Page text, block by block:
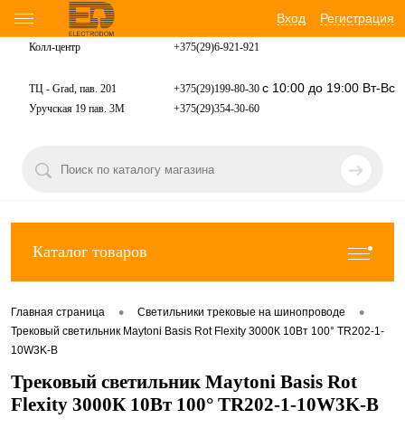
Вход Регистрация
Колл-центр +375(29)6-921-921
ТЦ - Grad, пав. 201 +375(29)199-80-30 с 10:00 до 19:00 Вт-Вс
Уручская 19 пав. 3М +375(29)354-30-60
Каталог товаров
Главная страница • Светильники трековые на шинопроводе •
Трековый светильник Maytoni Basis Rot Flexity 3000К 10Вт 100° TR202-1-
10W3K-B
Трековый светильник Maytoni Basis Rot
Flexity 3000К 10Вт 100° TR202-1-10W3K-B